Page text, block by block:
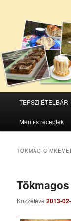
Tovább
az
elsődleges
Tovább
a
másodlagos
TEPSZI ÉTELBÁR
Mentes receptek
TÖKMAG
Közzétéve2013-